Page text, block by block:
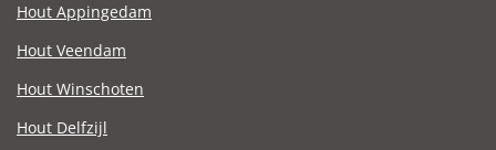
Hout Appingedam
Hout Veendam
Hout Winschoten
Hout Delfzijl